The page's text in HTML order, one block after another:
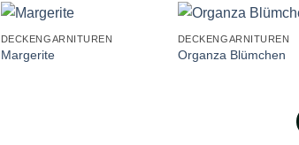
+
DECKENGARNITUREN
Margerite
+
DECKENGARNITUREN
Organza Blümchen